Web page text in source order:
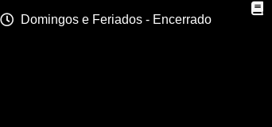
Domingos e Feriados - Encerrado